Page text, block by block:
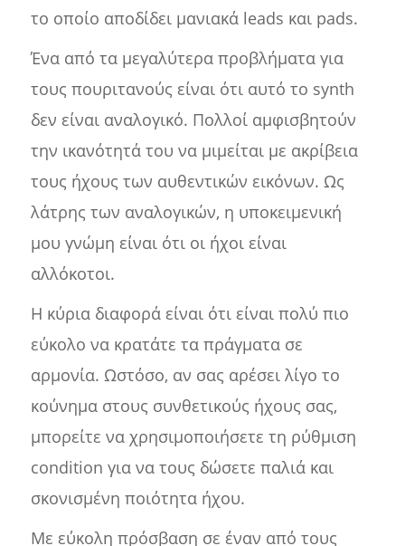
το οποίο αποδίδει μανιακά leads και pads.
Ένα από τα μεγαλύτερα προβλήματα για
τους πουριτανούς είναι ότι αυτό το synth
δεν είναι αναλογικό. Πολλοί αμφισβητούν
την ικανότητά του να μιμείται με ακρίβεια
τους ήχους των αυθεντικών εικόνων. Ως
λάτρης των αναλογικών, η υποκειμενική
μου γνώμη είναι ότι οι ήχοι είναι
αλλόκοτοι.
Η κύρια διαφορά είναι ότι είναι πολύ πιο
εύκολο να κρατάτε τα πράγματα σε
αρμονία. Ωστόσο, αν σας αρέσει λίγο το
κούνημα στους συνθετικούς ήχους σας,
μπορείτε να χρησιμοποιήσετε τη ρύθμιση
condition για να τους δώσετε παλιά και
σκονισμένη ποιότητα ήχου.
Με εύκολη πρόσβαση σε έναν από τους